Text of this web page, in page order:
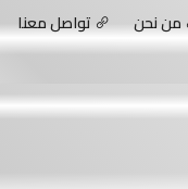
من نحن تواصل معنا